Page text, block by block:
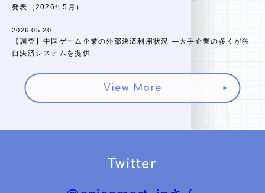
View More
発表（2026年5月）
2026.05.20
【調査】中国ゲーム企業の外部決済利用状況 ―大手企業の多くが独
自決済システムを提供
Twitter